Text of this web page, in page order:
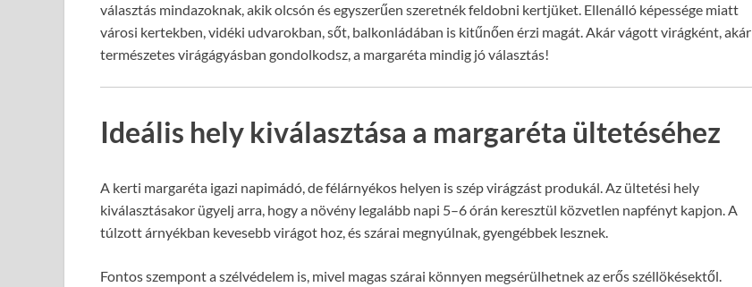
választás mindazoknak, akik olcsón és egyszerűen szeretnék feldobni kertjüket. Ellenálló képessége miatt
városi kertekben, vidéki udvarokban, sőt, balkonládában is kitűnően érzi magát. Akár vágott virágként, akár
természetes virágágyásban gondolkodsz, a margaréta mindig jó választás!
Ideális hely kiválasztása a margaréta ültetéséhez
A kerti margaréta igazi napimádó, de félárnyékos helyen is szép virágzást produkál. Az ültetési hely
kiválasztásakor ügyelj arra, hogy a növény legalább napi 5–6 órán keresztül közvetlen napfényt kapjon. A
túlzott árnyékban kevesebb virágot hoz, és szárai megnyúlnak, gyengébbek lesznek.
Fontos szempont a szélvédelem is, mivel magas szárai könnyen megsérülhetnek az erős széllökésektől.